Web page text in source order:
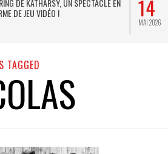
DE KATHARSY, UN SPECTACLE EN
DE JEU VIDÉO !
14
MAI 2026
TAGGED